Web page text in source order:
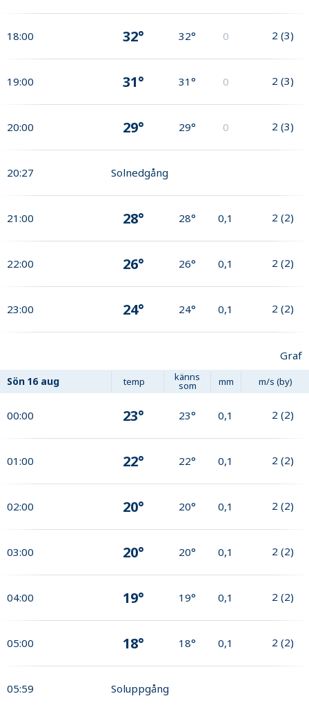
18:00 32° 32° 0 2 (3)
19:00 31° 31° 0 2 (3)
20:00 29° 29° 0 2 (3)
20:27 Solnedgång
21:00 28° 28° 0,1 2 (2)
22:00 26° 26° 0,1 2 (2)
23:00 24° 24° 0,1 2 (2)
Graf
Sön 16 aug temp känns
som mm m/s (by)
00:00 23° 23° 0,1 2 (2)
01:00 22° 22° 0,1 2 (2)
02:00 20° 20° 0,1 2 (2)
03:00 20° 20° 0,1 2 (2)
04:00 19° 19° 0,1 2 (2)
05:00 18° 18° 0,1 2 (2)
05:59 Soluppgång